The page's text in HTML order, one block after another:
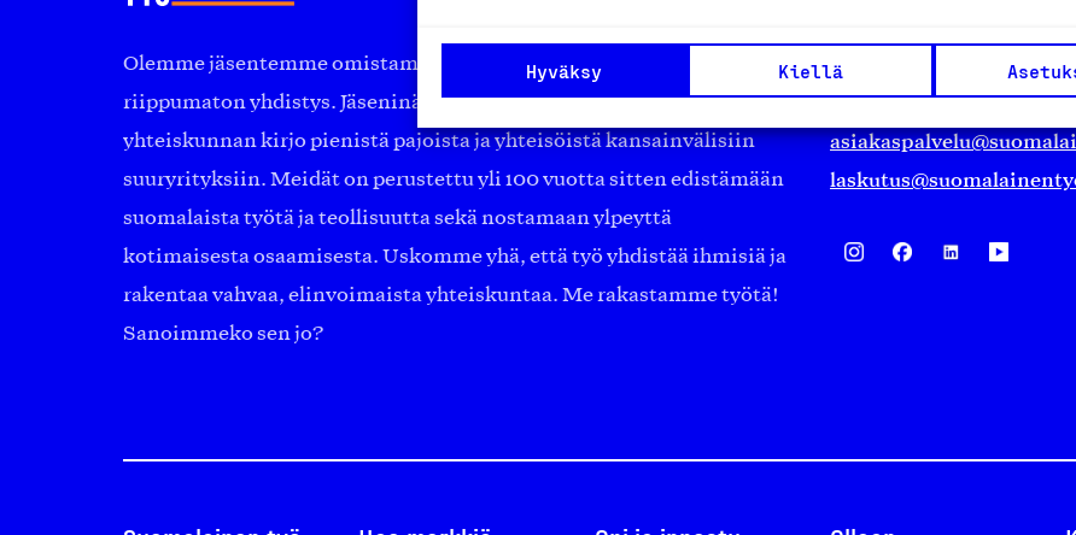
Hyväksy Kiellä
Olemme jäsentemme omistama puolueeton, työmarkkinajärjestöistä
riippumaton yhdistys. Jäseninämme on koko suomalaisen
yhteiskunnan kirjo pienistä pajoista ja yhteisöistä kansainvälisiin
suuryrityksiin. Meidät on perustettu yli 100 vuotta sitten edistämään
suomalaista työtä ja teollisuutta sekä nostamaan ylpeyttä
kotimaisesta osaamisesta. Uskomme yhä, että työ yhdistää ihmisiä ja
rakentaa vahvaa, elinvoimaista yhteiskuntaa. Me rakastamme työtä!
Sanoimmeko sen jo?
00130 Helsinki
Finland